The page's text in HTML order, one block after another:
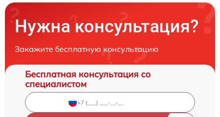
Нужна консультация?
Закажите бесплатную консультацию
Бесплатная консультация со
специалистом